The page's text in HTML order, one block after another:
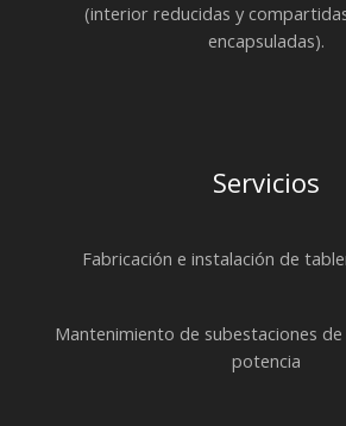
(interior reducidas y
encapsuladas).
Servicios
Fabricación e instalación de
Mantenimiento de subestaciones
potencia